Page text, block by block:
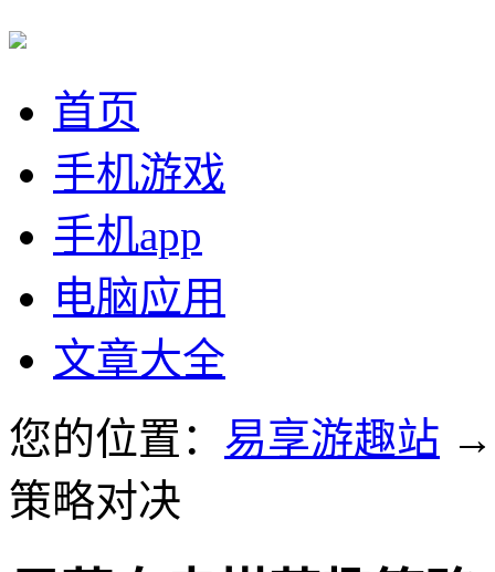
首页
手机游戏
手机app
电脑应用
文章大全
您的位置： 易享游趣站
策略对决